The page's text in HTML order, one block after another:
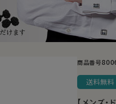
商品番号
送料無料